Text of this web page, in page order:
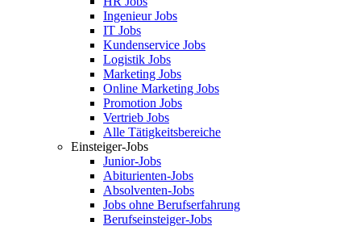
Ingenieur Jobs
IT Jobs
Kundenservice Jobs
Logistik Jobs
Marketing Jobs
Online Marketing Jobs
Promotion Jobs
Vertrieb Jobs
Alle Tätigkeitsbereiche
Einsteiger-Jobs
Junior-Jobs
Abiturienten-Jobs
Absolventen-Jobs
Jobs ohne Berufserfahrung
Berufseinsteiger-Jobs